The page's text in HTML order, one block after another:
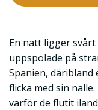
En natt ligger
uppspolade på
Spanien, däribland
flicka med sin
varför de flutit